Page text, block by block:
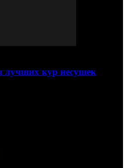
лучших кур несушек